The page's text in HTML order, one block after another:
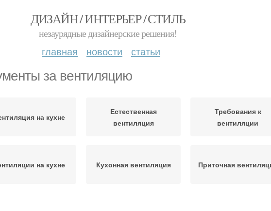
ДИЗАЙН / ИНТЕРЬЕР / СТИЛЬ
незаурядные дизайнерские решения!
главная новости статьи
за вентиляцию
на кухне
Естественная
вентиляция
Требования к
вентиляции
на кухне Кухонная вентиляция Приточная